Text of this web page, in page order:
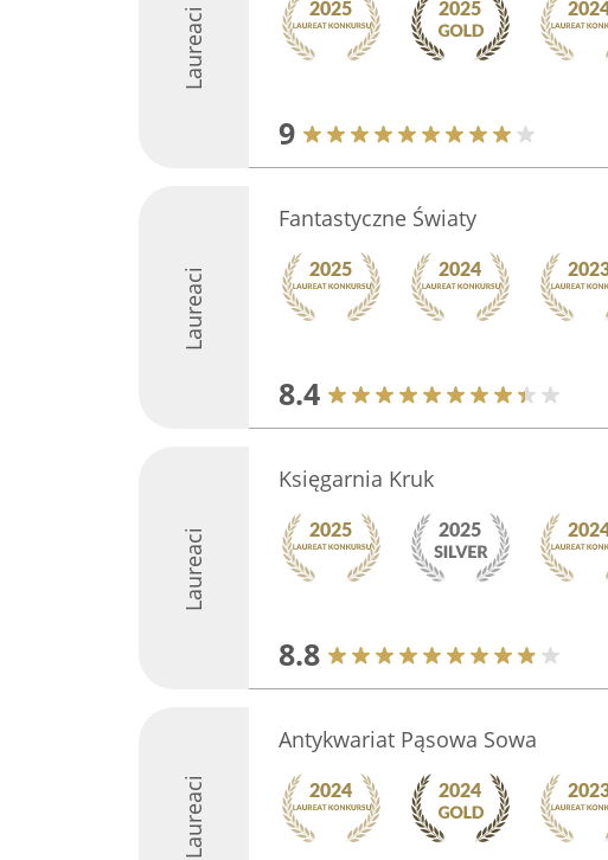
Laureaci
9
Laureaci
Fantastyczne Światy
8.4
Laureaci
Księgarnia Kruk
8.8
Laureaci
Antykwariat Pąsowa Sowa